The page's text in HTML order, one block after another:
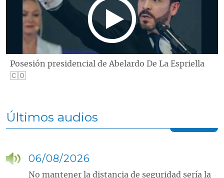
Posesión presidencial de Abelardo De La Espriella
🇨🇴
Últimos audios
06/08/2026
No mantener la distancia de seguridad sería la